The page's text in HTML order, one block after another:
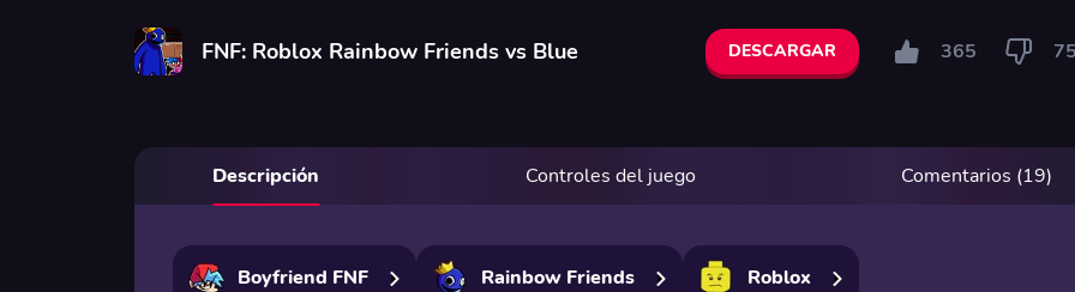
FNF: Roblox Rainbow Friends vs Blue DESCARGAR 365
Descripción Controles del juego Comentarios (19)
Boyfriend FNF Rainbow Friends Roblox